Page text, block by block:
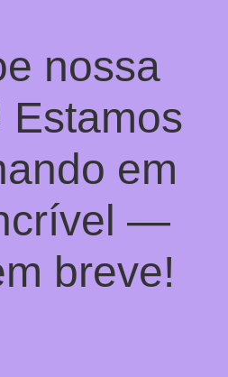
nossa
Estamos
em
—
breve!